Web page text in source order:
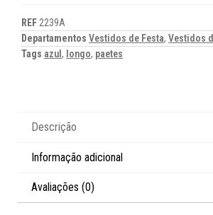
REF2239A
Departamentos Vestidos de Festa, Vestidos
Tags azul , longo, paetes
Descrição
Informação adicional
Avaliações (0)